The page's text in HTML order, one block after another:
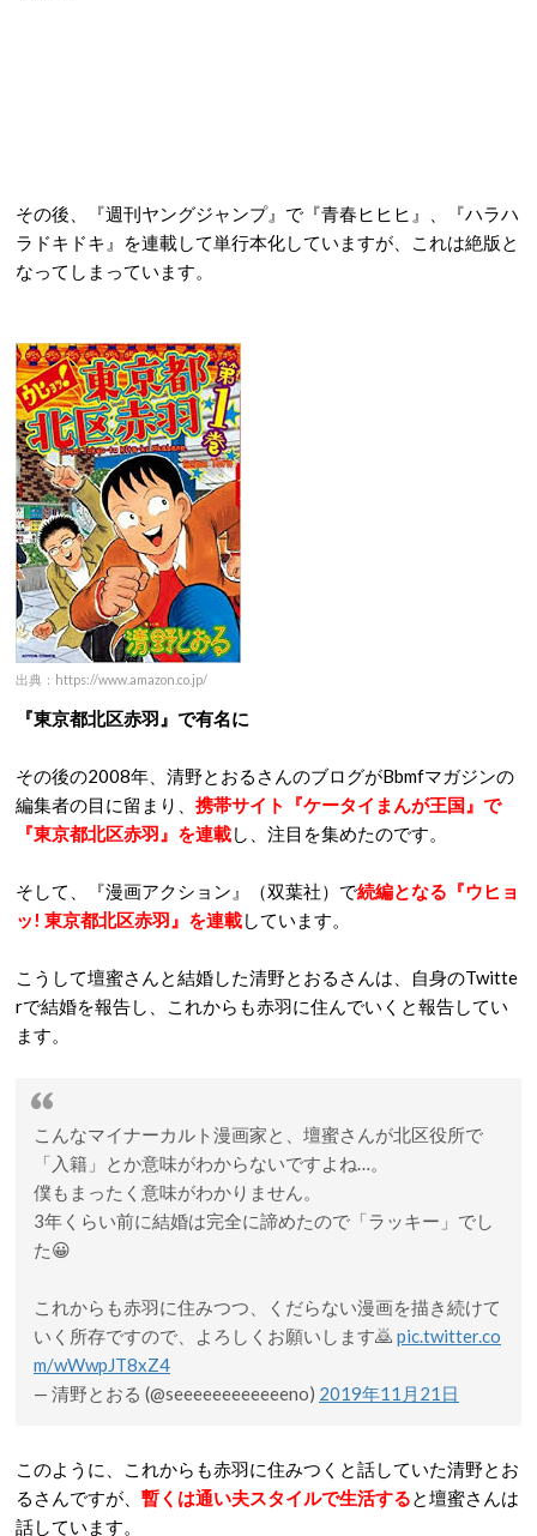
その後、『週刊ヤングジャンプ』で『青春ヒヒヒ』、『ハラハ
ラドキドキ』を連載して単行本化していますが、これは絶版と
なってしまっています。
出典：https://www.amazon.co.jp/
『東京都北区赤羽』で有名に
その後の2008年、清野とおるさんのブログがBbmfマガジンの
編集者の目に留まり、 携帯サイト『ケータイまんが王国』で
『東京都北区赤羽』を連載し、注目を集めたのです。
そして、『漫画アクション』（双葉社）で続編となる『ウヒョ
ッ! 東京都北区赤羽』を連載しています。
こうして壇蜜さんと結婚した清野とおるさんは、自身のTwitte
rで結婚を報告し、これからも赤羽に住んでいくと報告してい
ます。
こんなマイナーカルト漫画家と、壇蜜さんが北区役所で
「入籍」とか意味がわからないですよね…。
僕もまったく意味がわかりません。
3年くらい前に結婚は完全に諦めたので「ラッキー」でし
た😀
これからも赤羽に住みつつ、くだらない漫画を描き続けて
いく所存ですので、よろしくお願いします🙇 pic.twitter.co
m/wWwpJT8xZ4
— 清野とおる (@seeeeeeeeeeeeno) 2019年11月21日
このように、これからも赤羽に住みつくと話していた清野とお
るさんですが、 暫くは通い夫スタイルで生活すると壇蜜さんは
話しています。